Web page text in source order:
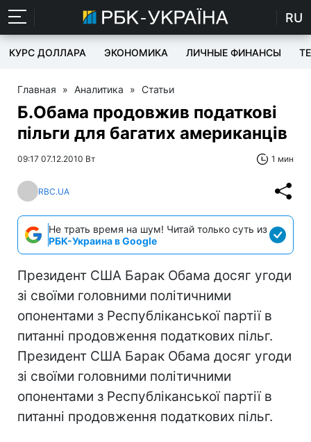
RU
КУРС ДОЛЛАРА ЭКОНОМИКА ЛИЧНЫЕ ФИНАНСЫ
Главная » Аналитика » Статьи
Б.Обама продовжив податкові
пільги для багатих американців
09:17 07.12.2010 Вт 1 мин
RBC.UA
Не трать время на шум! Читай только суть из
РБК-Украина в Google
Президент США Барак Обама досяг угоди
зі своїми головними політичними
опонентами з Республіканської партії в
питанні продовження податкових пільг.
Президент США Барак Обама досяг угоди
зі своїми головними політичними
опонентами з Республіканської партії в
питанні продовження податкових пільг.